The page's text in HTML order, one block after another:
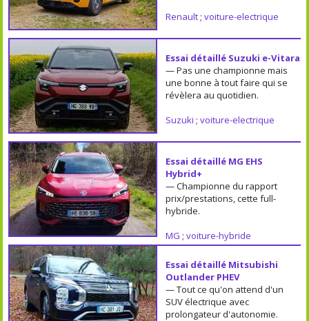
Renault; voiture-electrique
Essai détaillé Suzuki e-Vitara
— Pas une championne mais
une bonne à tout faire qui se
révèlera au quotidien.
Suzuki ; voiture-electrique
Essai détaillé MG EHS
Hybrid+
— Championne du rapport
prix/prestations, cette full-
hybride.
MG ; voiture-hybride
Essai détaillé Mitsubishi
Outlander PHEV
— Tout ce qu'on attend d'un
SUV électrique avec
prolongateur d'autonomie.